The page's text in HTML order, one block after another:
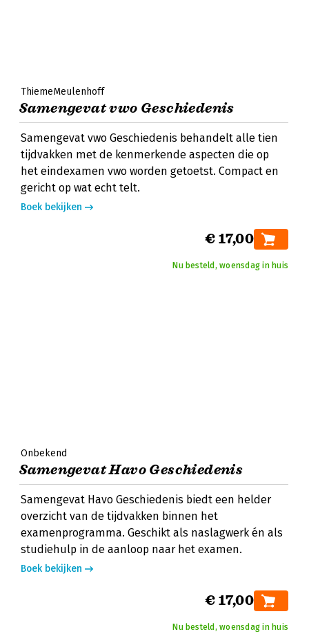
ThiemeMeulenhoff
Samengevat vwo Geschiedenis
Samengevat vwo Geschiedenis behandelt alle tien
tijdvakken met de kenmerkende aspecten die op
het eindexamen vwo worden getoetst. Compact en
gericht op wat echt telt.
Boek bekijken
€ 17,00
Nu besteld, woensdag in huis
Onbekend
Samengevat Havo Geschiedenis
Samengevat Havo Geschiedenis biedt een helder
overzicht van de tijdvakken binnen het
examenprogramma. Geschikt als naslagwerk én als
studiehulp in de aanloop naar het examen.
Boek bekijken
€ 17,00
Nu besteld, woensdag in huis